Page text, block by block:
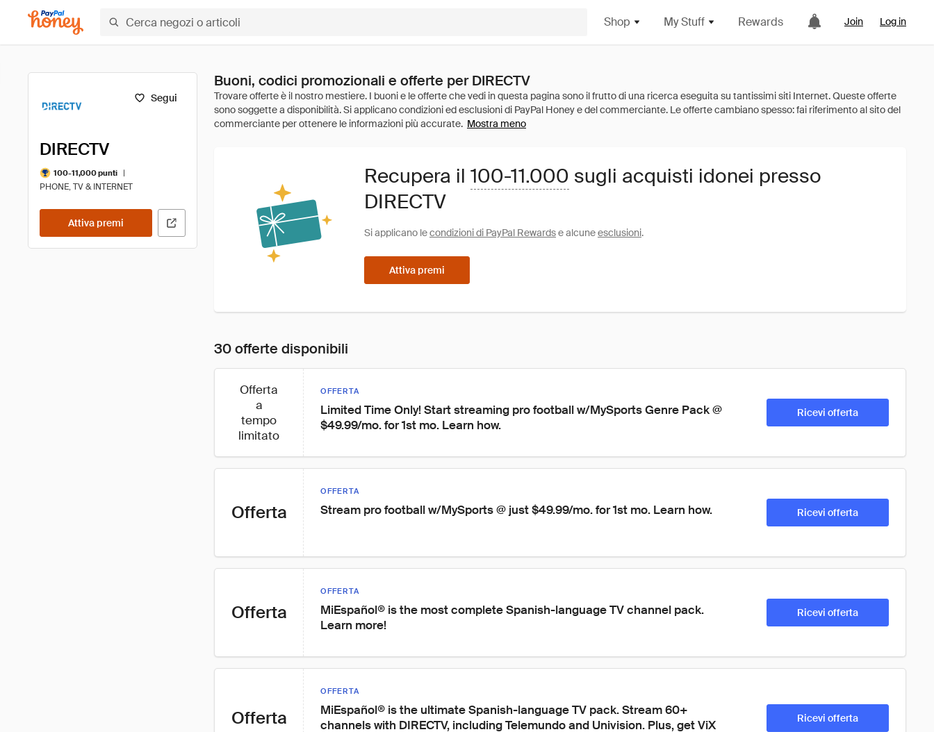
Shop My Stuff Rewards Join Log in
Segui
DIRECTV
100-11,000 punti
|
PHONE, TV & INTERNET
Attiva premi
Buoni, codici promozionali e offerte per DIRECTV
Mostra meno
Recupera il 100-11.000 sugli acquisti idonei presso
DIRECTV
Si applicano lecondizioni di PayPal Rewardse alcuneesclusioni.
Attiva premi
30 offerte disponibili
Offerta
a
tempo
limitato
OFFERTA
Limited Time Only! Start streaming pro football w/MySports Genre Pack @
$49.99/mo. for 1st mo. Learn how.
Ricevi offerta
Offerta
OFFERTA
Stream pro football w/MySports @ just $49.99/mo. for 1st mo. Learn how. Ricevi offerta
Offerta
OFFERTA
MiEspañol® is the most complete Spanish-language TV channel pack.
Learn more!
Ricevi offerta
Offerta
OFFERTA
MiEspañol® is the ultimate Spanish-language TV pack. Stream 60+
channels with DIRECTV, including Telemundo and Univision. Plus, get ViX
Ricevi offerta